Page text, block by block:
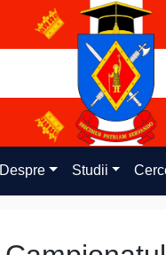
Despre Studii